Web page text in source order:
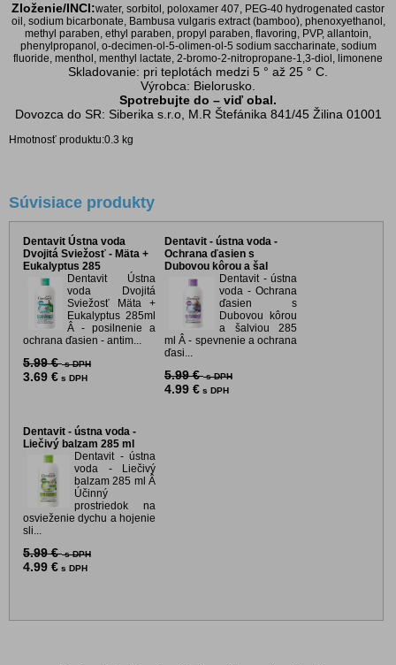
Zloženie/INCI:water, sorbitol, poloxamer 407, PEG-40 hydrogenated castor
oil, sodium bicarbonate, Bambusa vulgaris extract (bamboo), phenoxyethanol,
methyl paraben, ethyl paraben, propyl paraben, flavoring, PVP, allantoin,
phenylpropanol, o-decimen-ol-5-olimen-ol-5 sodium saccharinate, sodium
fluoride, menthol, menthyl lactate, 2-bromo-2-nitropropane-1,3-diol, limonene
Skladovanie: pri teplotách medzi 5 ° až 25 ° C.
Výrobca: Bielorusko.
Spotrebujte do – viď obal.
Dovozca do SR: Siberika s.r.o, M.R Štefánika 841/45 Žilina 01001
Hmotnosť produktu:0.3 kg
Súvisiace produkty
Dentavit Ústna voda
Dvojitá Sviežosť - Mäta +
Eukalyptus 285
Dentavit Ústna
voda Dvojitá
Sviežosť Mäta +
Eukalyptus 285ml
Â - posilnenie a
ochrana ďasien - antim...
5.99 €s DPH
3.69 € s DPH
Dentavit - ústna voda -
Ochrana ďasien s
Dubovou kôrou a šal
Dentavit - ústna
voda - Ochrana
ďasien s
Dubovou kôrou
a šalviou 285
ml Â - spevnenie a ochrana
ďasi...
5.99 €s DPH
4.99 € s DPH
Dentavit - ústna voda -
Liečivý balzam 285 ml
Dentavit - ústna
voda - Liečivý
balzam 285 ml Â
Účinný
prostriedok na
osvieženie dychu a hojenie
sli...
5.99 €s DPH
4.99 € s DPH